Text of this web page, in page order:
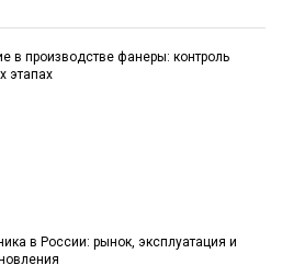
в производстве фанеры: контроль
этапах
в России: рынок, эксплуатация и